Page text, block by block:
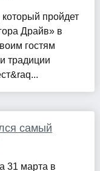
пройдет
Драйв» в
гостям
традиции
самый
31 марта в